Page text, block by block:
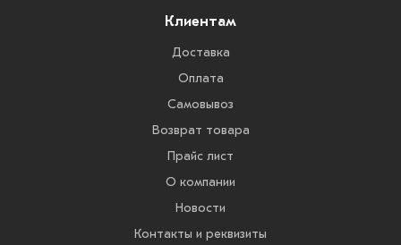
Клиентам
Доставка
Оплата
Самовывоз
Возврат товара
Прайс лист
О компании
Новости
Контакты и реквизиты